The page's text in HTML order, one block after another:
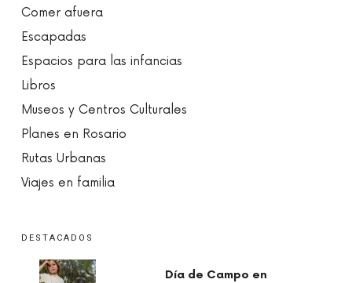
Comer afuera
Escapadas
Espacios para las infancias
Libros
Museos y Centros Culturales
Planes en Rosario
Rutas Urbanas
Viajes en familia
DESTACADOS
Día de Campo en